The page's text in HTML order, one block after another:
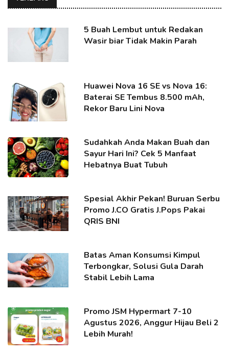
5 Buah Lembut untuk Redakan
Wasir biar Tidak Makin Parah
Huawei Nova 16 SE vs Nova 16:
Baterai SE Tembus 8.500 mAh,
Rekor Baru Lini Nova
Sudahkah Anda Makan Buah dan
Sayur Hari Ini? Cek 5 Manfaat
Hebatnya Buat Tubuh
Spesial Akhir Pekan! Buruan Serbu
Promo J.CO Gratis J.Pops Pakai
QRIS BNI
Batas Aman Konsumsi Kimpul
Terbongkar, Solusi Gula Darah
Stabil Lebih Lama
Promo JSM Hypermart 7-10
Agustus 2026, Anggur Hijau Beli 2
Lebih Murah!